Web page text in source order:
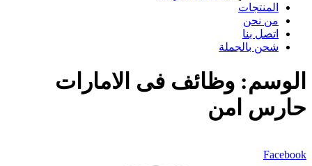
المنتجات
من نحن
اتصل بنا
شحن بالجملة
الوسم: وظائف فى الامارات
حارس امن
Facebook